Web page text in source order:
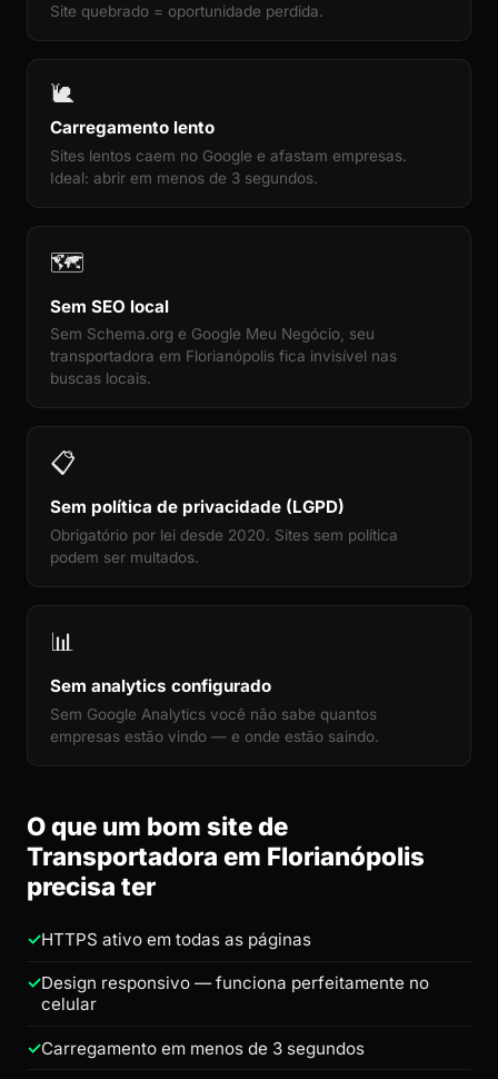
Site quebrado = oportunidade perdida.
🐌
Carregamento lento
Sites lentos caem no Google e afastam empresas.
Ideal: abrir em menos de 3 segundos.
🗺️
Sem SEO local
Sem Schema.org e Google Meu Negócio, seu
transportadora em Florianópolis fica invisível nas
buscas locais.
📋
Sem política de privacidade (LGPD)
Obrigatório por lei desde 2020. Sites sem política
podem ser multados.
📊
Sem analytics configurado
Sem Google Analytics você não sabe quantos
empresas estão vindo — e onde estão saindo.
O que um bom site de
Transportadora em Florianópolis
precisa ter
HTTPS ativo em todas as páginas
Design responsivo — funciona perfeitamente no
celular
Carregamento em menos de 3 segundos